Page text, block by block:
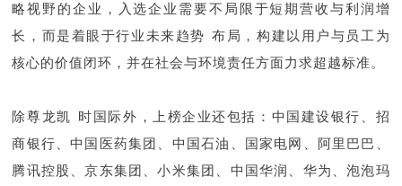
略视野的企业，入选企业需要不局限于短期营收与利润增
长，而是着眼于行业未来趋势布局，构建以用户与员工为
核心的价值闭环，并在社会与环境责任方面力求超越标准。
除尊龙凯时国际外，上榜企业还包括：中国建设银行、招
商银行、中国医药集团、中国石油、国家电网、阿里巴巴、
腾讯控股、京东集团、小米集团、中国华润、华为、泡泡玛